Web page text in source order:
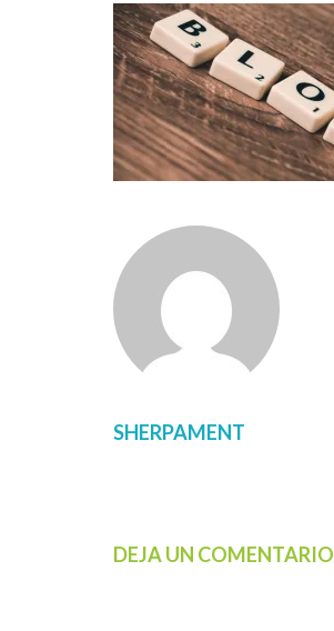
SHERPAMENT
DEJA UN COMENTARIO